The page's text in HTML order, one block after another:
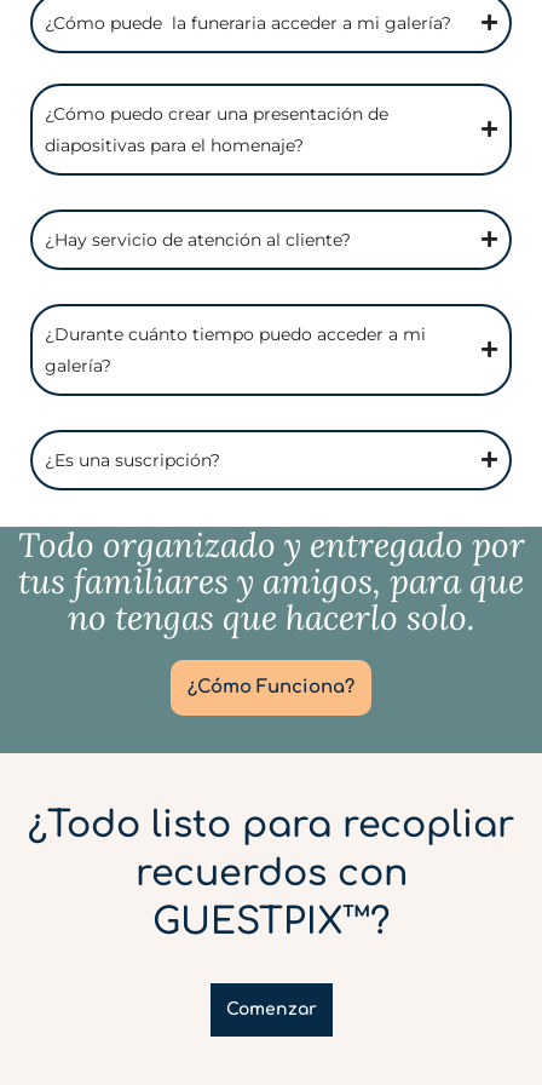
¿Cómo puede la funeraria acceder a mi galería?
¿Cómo puedo crear una presentación de
diapositivas para el homenaje?
¿Hay servicio de atención al cliente?
¿Durante cuánto tiempo puedo acceder a mi
galería?
¿Es una suscripción?
Todo organizado y entregado por
tus familiares y amigos, para que
no tengas que hacerlo solo.
¿Cómo Funciona?
¿Todo listo para recopliar
recuerdos con
GUESTPIX™?
Comenzar